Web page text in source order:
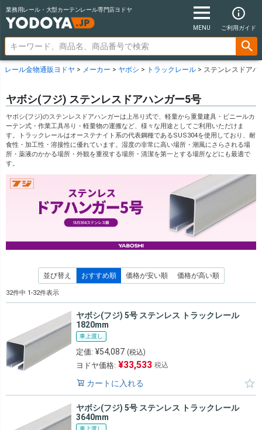
業務用レール・大型カーテンレール専門店ヨドヤ
MENU ご利用ガイド
レール金物通販ヨドヤ メーカー ヤボシ トラックレール ステンレスドアハ
ヤボシ(フジ) ステンレスドアハンガー5号
ヤボシ(フジ)のステンレスドアハンガーは上吊り式で、軽量から重量建具・ビニールカ
ーテン式・作業工具吊り・軽量物の運搬など、様々な用途としてご利用いただけま
す。トラックレールはオーステナイト系の代表鋼種であるSUS304を使用しており、耐
食性・加工性・溶接性に優れています。湿度の非常に高い場所・潮風にさらされる場
所・薬液のかかる場所・外観を重視する場所・清潔を第一とする場所などにも最適で
す。
並び替え おすすめ順 価格が安い順 価格が高い順
32件中 1-32件表示
ヤボシ(フジ) 5号 ステンレス トラックレール
1820mm
車上渡し
定価: ¥54,087 (税込)
ヨドヤ価格: ¥33,533 税込
カートに入れる
ヤボシ(フジ) 5号 ステンレス トラックレール
3640mm
車上渡し